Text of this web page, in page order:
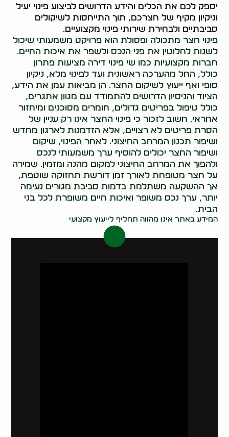
יספק לכם את הכלים והידע הדרושים לביצוע פינוי יעיל
וניקיון מקיף של חצרכם, תוך התייחסות לשיקולים
סביבתיים ולבחירת שירותי פינוי מקצועיים.
פינוי חצר מתכולה ופסולת הוא פרויקט משמעותי שיכול
לשנות לחלוטין את פני הנכס ולשפר את איכות החיים.
חברות מקצועיות כמו שי פינוי דירה מציעות פתרון
כולל, החל מהערכה ראשונית ועד לפינוי מלא, ניקיון
סופי ואף ייעוץ לשיקום החצר. הן מביאות עמן את הידע,
הציוד והניסיון הדרושים להתמודד עם מגוון אתגרים,
כולל טיפול בפריטים גדולים, חומרים מסוכנים ומיחזור
אחראי. חשוב לזכור כי פינוי החצר אינו רק עניין של
הסרת פריטים לא רצויים, אלא הזדמנות לארגון מחדש
ושיפור תכנון המרחב החיצוני. לאחר הפינוי, שיקום
ושיפור החצר יכולים להוסיף ערך משמעותי לנכס
ולהפוך את המרחב החיצוני למקום מהנה ומזמין. שמירה
על חצר מטופחת לאורך זמן דורשת תחזוקה שוטפת,
אך ההשקעה משתלמת בדמות סביבת מגורים נעימה
יותר, ערך נכס משופר ואיכות חיים משופרת לכל בני
הבית.
המידע באתר אינו מהווה תחליף לייעוץ מקצועי